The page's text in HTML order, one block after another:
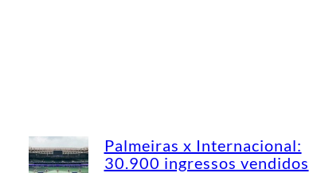
Palmeiras x Internacional:
30.900 ingressos vendidos